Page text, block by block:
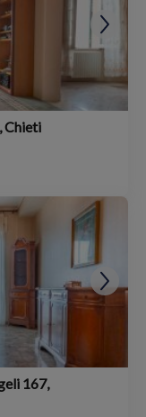
Via Mater Domini 43, Chieti